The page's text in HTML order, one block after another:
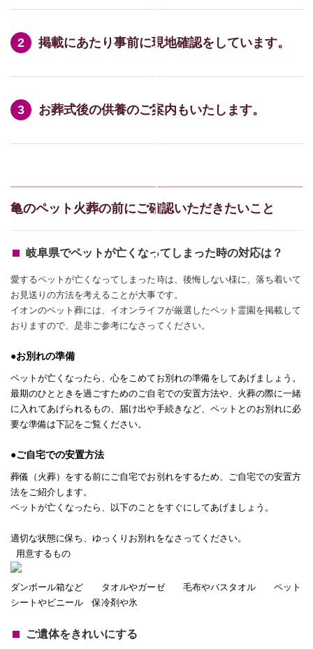
掲載にあたり事前に現地確認をしています。
お葬式後の供養のご案内もいたします。
亀のペット火葬の前にご確認いただきたいこと
岐阜県でペットが亡くなってしまった時の対応は？
愛するペットが亡くなってしまった時は、後悔しない様に、落ち着いて
お見送りの方法を考えることが大事です。
イオンのペット葬には、イオンライフが厳選したペット霊園を掲載して
おりますので、是非ご参考になさってください。
●お別れの準備
ペットが亡くなったら、心をこめてお別れの準備をしてあげましょう。
最期のひとときを過ごすためのご自宅での安置方法や、火葬の際に一緒
に入れてあげられるもの、届け出や手続きなど、ペットとのお別れに必
要な準備は下記をご覧ください。
●ご自宅での安置方法
葬儀（火葬）をする前にご自宅でお別れをするため、ご自宅での安置方
法をご紹介します。
ペットが亡くなったら、以下のことをすぐにしてあげましょう。
適切な状態に保ち、ゆっくりお別れをなさってください。
用意するもの
ダンボール箱など タオルやガーゼ 毛布やバスタオル ペット
シートやビニール 保冷剤や氷
ご遺体をきれいにする